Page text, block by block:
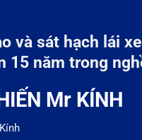
và sát hạch lái xe
15 năm trong
Mr KÍNH